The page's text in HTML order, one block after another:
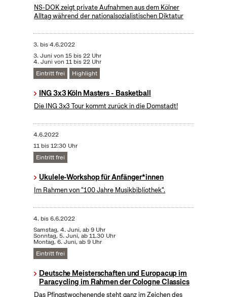
NS-DOK zeigt private Aufnahmen aus dem Kölner
Alltag während der nationalsozialistischen Diktatur
3. bis4.6.2022
3. Juni von 15 bis 22 Uhr
4. Juni von 11 bis 22 Uhr
Eintritt frei
Highlight
ING 3x3 Köln Masters - Basketball
Die ING 3x3 Tour kommt zurück in die Domstadt!
4.6.2022
11 bis 12:30 Uhr
Eintritt frei
Ukulele-Workshop für Anfänger*innen
Im Rahmen von "100 Jahre Musikbibliothek".
4. bis6.6.2022
Samstag, 4. Juni, ab 9 Uhr
Sonntag, 5. Juni, ab 11.30 Uhr
Montag, 6. Juni, ab 9 Uhr
Eintritt frei
Deutsche Meisterschaften und Europacup im
Paracycling im Rahmen der Cologne Classics
Das Pfingstwochenende steht ganz im Zeichen des